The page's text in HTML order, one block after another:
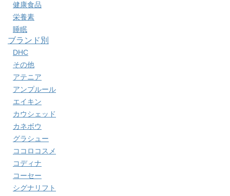
健康食品
栄養素
睡眠
ブランド別
DHC
その他
アテニア
アンプルール
エイキン
カウシェッド
カネボウ
グラシュー
ココロコスメ
コディナ
コーセー
シグナリフト